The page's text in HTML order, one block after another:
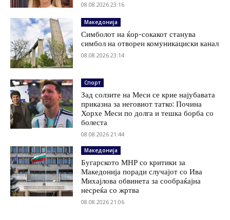
08.08.2026 23:16
Македонија
Симболот на ќор-сокакот станува
симбол на отворен комуникациски канал
08.08.2026 23:14
Спорт
Зад солзите на Меси се крие најубавата
приказна за неговиот татко: Почина
Хорхе Меси по долга и тешка борба со
болеста
08.08.2026 21:44
Македонија
Бугарското МНР со критики за
Македонија поради случајот со Ива
Михајлова обвинета за сообраќајна
несреќа со жртва
08.08.2026 21:06